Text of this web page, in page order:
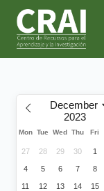
Mon Tue Wed Thu Fri
27 28 29 30 1
4 5 6 7 8
11 12 13 14 15